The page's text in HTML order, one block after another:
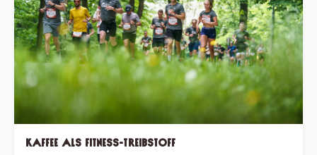
Kaffee als Fitness-Treibstoff